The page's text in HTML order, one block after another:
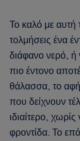
Το καλό με αυτή
τολμήσεις ένα
διάφανο νερό, ή
πιο έντονο
θάλασσα, το
που δείχνουν
ιδιαίτερο,
φροντίδα. Το